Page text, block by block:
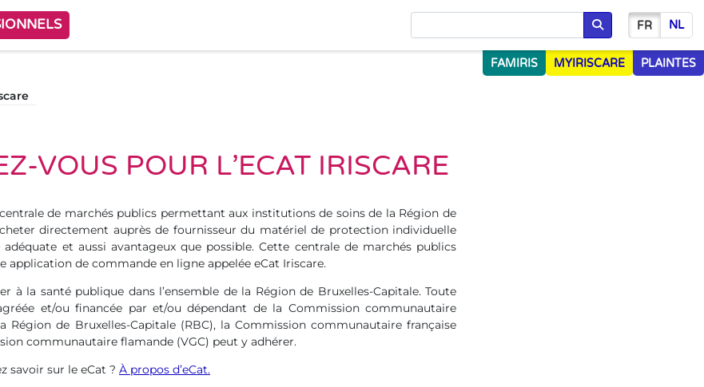
Chercher
FR NL
FAMIRIS MYIRISCARE PLAINTES
VOUS POUR L’ECAT IRISCARE
de marchés publics permettant aux institutions de soins de la Région de
directement auprès de fournisseur du matériel de protection individuelle
adéquate et aussi avantageux que possible. Cette centrale de marchés publics
application de commande en ligne appelée eCat Iriscare.
à la santé publique dans l’ensemble de la Région de Bruxelles-Capitale. Toute
et/ou financée par et/ou dépendant de la Commission communautaire
Région de Bruxelles-Capitale (RBC), la Commission communautaire française
communautaire flamande (VGC) peut y adhérer.
savoir sur le eCat ? À propos d’eCat.